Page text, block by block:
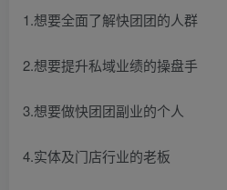
1.想要全面了解快团团的人群
2.想要提升私域业绩的操盘手
3.想要做快团团副业的个人
4.实体及门店行业的老板